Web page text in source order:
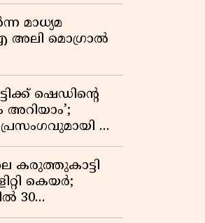
മാധ്യമ
അലി മൊഗ്രാൽ
ഷെഡിൻ്റെ
കെ
കരുത്തുകാട്ടി
കെയർ;
30